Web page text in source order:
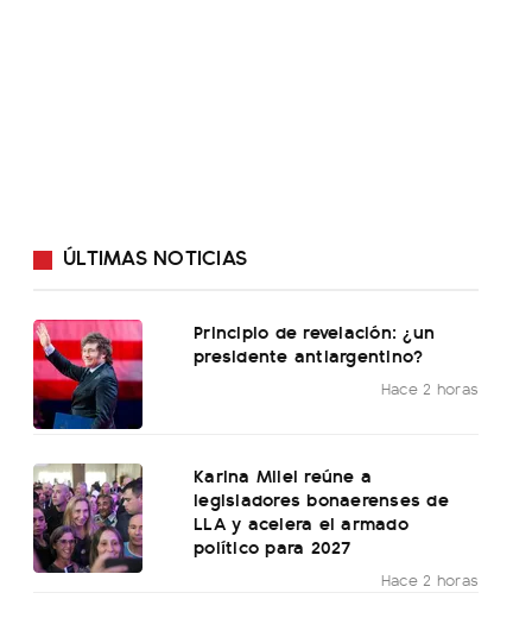
ÚLTIMAS NOTICIAS
Principio de revelación: ¿un
presidente antiargentino?
Hace 2 horas
Karina Milei reúne a
legisladores bonaerenses de
LLA y acelera el armado
político para 2027
Hace 2 horas